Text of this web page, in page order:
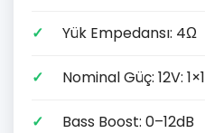
Yük Empedansı: 4Ω
Nominal Güç: 12V:
Bass Boost: 0–12dB